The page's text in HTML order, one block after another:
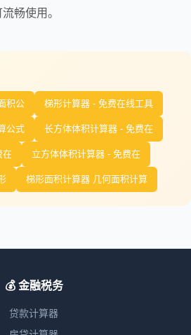
畅使用。
积公 梯形计算器 - 免费在线工具
公式 长方体体积计算器 - 免费在
在 立方体体积计算器 - 免费在
梯形面积计算器 几何面积计算
💰 金融税务
贷款计算器